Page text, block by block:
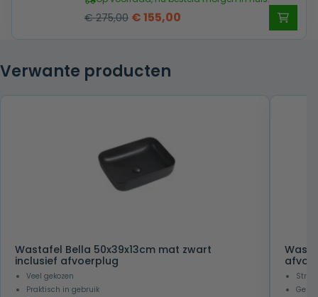
€275,00 Oorspronkelijke
€ 275,00.
€155,00
Verwante producten
Wastafel Bella 50x39x13cm mat zwart
inclusief afvoerplug
Veel gekozen
Praktisch in gebruik